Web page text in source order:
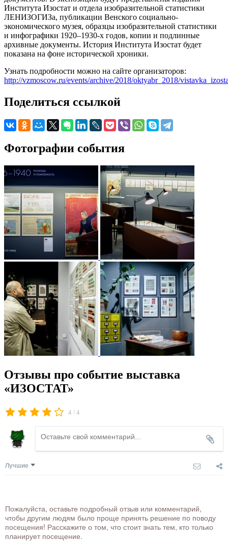
Института Изостат и отдела изобразительной статистики
ЛЕНИЗОГИЗа, публикации Венского социально-
экономического музея, образцы изобразительной статистики
и инфографики 1920–1930-х годов, копии и подлинные
архивные документы. История Института Изостат будет
показана на фоне исторической хроники.
Узнать подробности можно на сайте организаторов:
http://vzmoscow.ru/events/archive/2018/oktyabr_2018/
Поделиться ссылкой
Фотографии события
Отзывы про событие выставка
«ИЗОСТАТ»
4 /4
Лучшие
Пожалуйста, оставьте подробный отзыв или комментарий,
чтобы другим людям было проще принять решение по поводу
посещения! Расскажите о том, что стоит знать тем, кто только
планирует посещение.